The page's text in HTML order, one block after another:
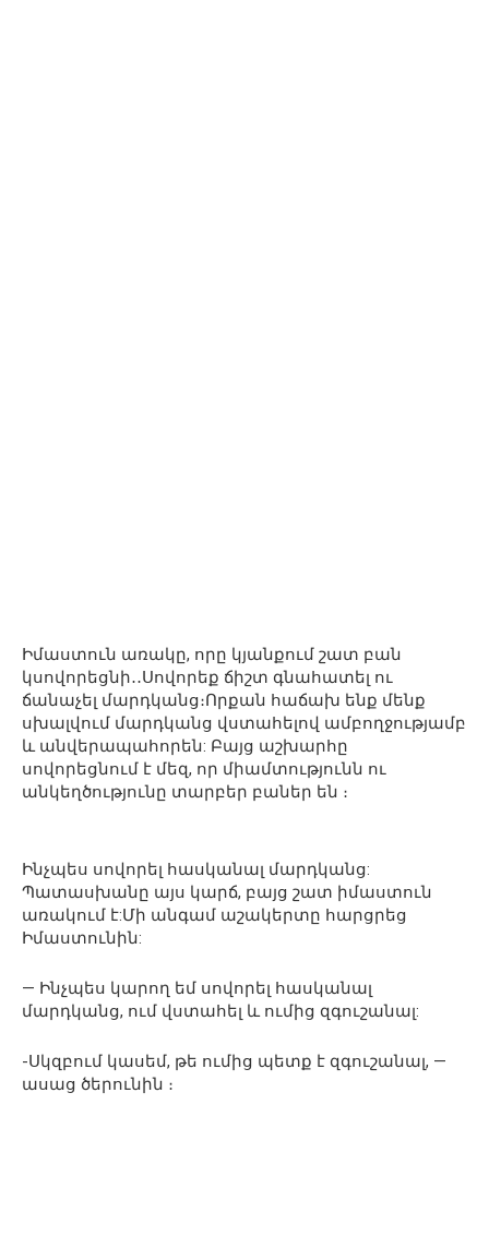
Իմաստուն առակը, որը կյանքում շատ բան
կսովորեցնի․․Սովորեք ճիշտ գնահատել ու
ճանաչել մարդկանց։Որքան հաճախ ենք մենք
սխալվում մարդկանց վստահելով ամբողջությամբ
և անվերապահորեն: Բայց աշխարհը
սովորեցնում է մեզ, որ միամտությունն ու
անկեղծությունը տարբեր բաներ են ։
Ինչպես սովորել հասկանալ մարդկանց:
Պատասխանը այս կարճ, բայց շատ իմաստուն
առակում է:Մի անգամ աշակերտը հարցրեց
Իմաստունին:
— Ինչպես կարող եմ սովորել հասկանալ
մարդկանց, ում վստահել և ումից զգուշանալ:
-Սկզբում կասեմ, թե ումից պետք է զգուշանալ, —
ասաց ծերունին ։